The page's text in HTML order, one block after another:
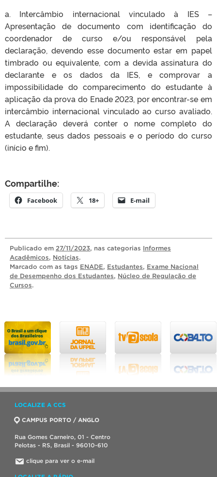
a. Intercâmbio internacional vinculado à IES –
Apresentação de documento com identificação do
coordenador de curso e/ou responsável pela
declaração, devendo esse documento estar em papel
timbrado ou equivalente, com a devida assinatura do
declarante e os dados da IES, e comprovar a
impossibilidade do comparecimento do estudante à
aplicação da prova do Enade 2023, por encontrar-se em
intercâmbio internacional vinculado ao curso avaliado.
A declaração deverá conter o nome completo do
estudante, seus dados pessoais e o período do curso
(início e fim).
Compartilhe:
Facebook 18+ E-mail
Publicado em 27/11/2023, nas categorias Informes
Acadêmicos, Notícias.
Marcado com as tags ENADE, Estudantes, Exame Nacional
de Desempenho dos Estudantes, Núcleo de Regulação de
Cursos.
LOCALIZE A CCS
CAMPUS PORTO / ANGLO
Rua Gomes Carneiro, 01 - Centro
Pelotas - RS, Brasil - 96010-610
clique para ver o e-mail